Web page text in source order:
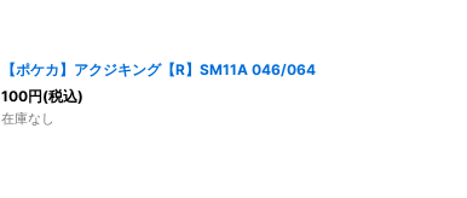
【ポケカ】アクジキング【R】SM11A 046/064
100円(税込)
在庫なし